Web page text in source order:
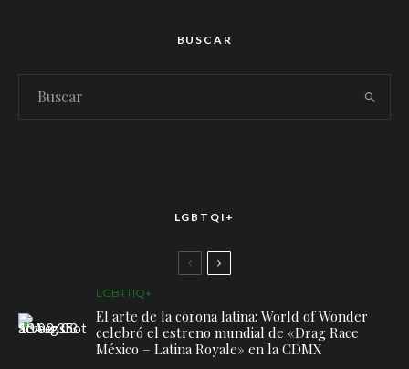
BUSCAR
LGBTQI+
LGBTTIQ+
El arte de la corona latina: World of Wonder
celebró el estreno mundial de «Drag Race
México – Latina Royale» en la CDMX